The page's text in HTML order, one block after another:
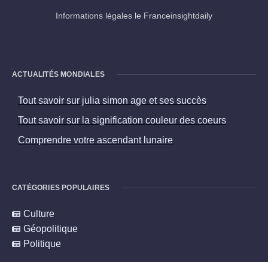
Informations légales le Franceinsightdaily
ACTUALITÉS MONDIALES
Tout savoir sur julia simon age et ses succès
Tout savoir sur la signification couleur des coeurs
Comprendre votre ascendant lunaire
CATÉGORIES POPULAIRES
Culture
Géopolitique
Politique